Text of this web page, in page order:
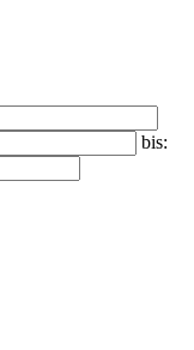
bis: